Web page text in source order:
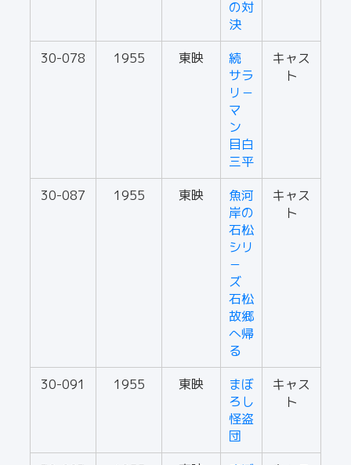
の対
決
30-078
1955 東映
続
サラ
リ－
マ
ン
目白
三平
キャス
ト
30-087 1955 東映
魚河
岸の
石松
シリ
－
ズ
石松
故郷
へ帰
る
キャス
ト
30-091 1955 東映
まぼ
ろし
怪盗
団
キャス
ト